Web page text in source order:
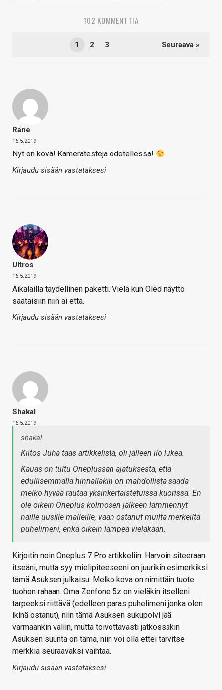
102 KOMMENTTIA
1 2 3 Seuraava »
Rane
16.5.2019
Nyt on kova! Kameratestejä odotellessa!
Kirjaudu sisään vastataksesi
Ultros
16.5.2019
Aikalailla täydellinen paketti. Vielä kun Oled näyttö
saataisiin niin ai että.
Kirjaudu sisään vastataksesi
Shakal
16.5.2019
shakal
Kiitos Juha taas artikkelista, oli jälleen ilo lukea.
Kauas on tultu Oneplussan ajatuksesta, että
edullisemmalla hinnallakin on mahdollista saada
melko hyvää rautaa yksinkertaistetuissa kuorissa. En
ole oikein Oneplus kolmosen jälkeen lämmennyt
näille uusille malleille, vaan ostanut muilta merkeiltä
puhelimeni, enkä oikein lämpeä vieläkään.
Kirjoitin noin Oneplus 7 Pro artikkeliin. Harvoin siteeraan
itseäni, mutta syy mielipiteeseeni on juurikin esimerkiksi
tämä Asuksen julkaisu. Melko kova on nimittäin tuote
tuohon rahaan. Oma Zenfone 5z on vieläkin itselleni
tarpeeksi riittävä (edelleen paras puhelimeni jonka olen
ikinä ostanut), niin tämä Asuksen sukupolvi jää
varmaankin väliin, mutta toivottavasti jatkossakin
Asuksen suunta on tämä, niin voi olla ettei tarvitse
merkkiä seuraavaksi vaihtaa.
Kirjaudu sisään vastataksesi